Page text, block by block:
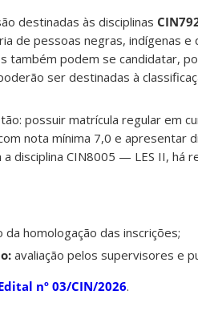
destinadas às disciplinas
de pessoas negras, indígenas
também podem se candidatar,
ser destinadas à
possuir matrícula regular em
nota mínima 7,0 e apresentar
disciplina CIN8005 — LES II, há
da homologação das inscrições;
avaliação pelos supervisores e
nº 03/CIN/2026.